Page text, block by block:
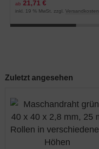
ab 21,71 €
inkl. 19 % MwSt. zzgl. Versandkosten
Zuletzt angesehen